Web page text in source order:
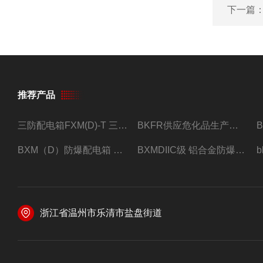
下一篇：
推荐产品
三防配电箱FXM(D)-T 三防型黑色工程塑料 BKFR供应危化品生产车间1.5匹2匹3匹5匹防爆空调
BXM（D）防爆配电箱 防爆照明动力箱厂家 定做 BXMDIIC级 铝合金防爆照明动力配电箱 加工定做
浙江省温州市乐清市盐盘街道